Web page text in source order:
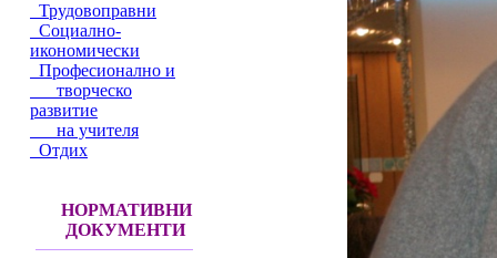
Трудовоправни
Социално-
икономически
Професионално и
творческо
развитие
на учителя
Отдих
НОРМАТИВНИ
ДОКУМЕНТИ